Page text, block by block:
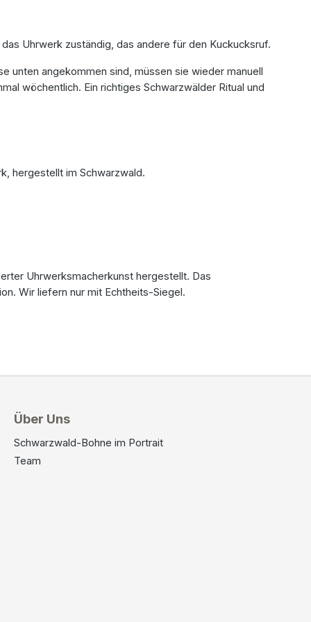
Uhrwerk zuständig, das andere für den Kuckucksruf.
unten angekommen sind, müssen sie wieder manuell
wöchentlich. Ein richtiges Schwarzwälder Ritual und
hergestellt im Schwarzwald.
Uhrwerksmacherkunst hergestellt. Das
Wir liefern nur mit Echtheits-Siegel.
Über Uns
Schwarzwald-Bohne im Portrait
Team